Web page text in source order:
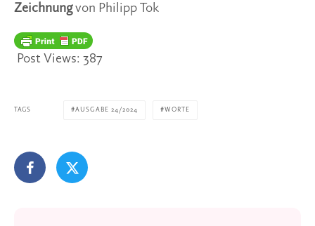
Zeichnungvon Philipp Tok
Post Views: 387
TAGS AUSGABE 24/2024 WORTE